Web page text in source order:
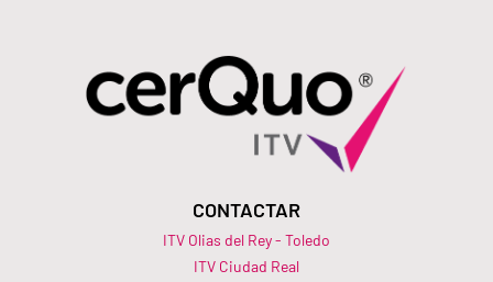
CONTACTAR
ITV Olias del Rey - Toledo
ITV Ciudad Real